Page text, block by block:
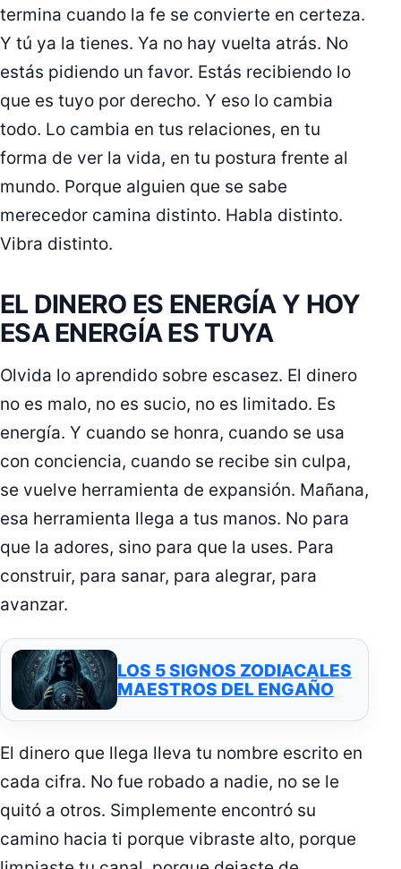
termina cuando la fe se convierte en certeza.
Y tú ya la tienes. Ya no hay vuelta atrás. No
estás pidiendo un favor. Estás recibiendo lo
que es tuyo por derecho. Y eso lo cambia
todo. Lo cambia en tus relaciones, en tu
forma de ver la vida, en tu postura frente al
mundo. Porque alguien que se sabe
merecedor camina distinto. Habla distinto.
Vibra distinto.
EL DINERO ES ENERGÍA Y HOY
ESA ENERGÍA ES TUYA
Olvida lo aprendido sobre escasez. El dinero
no es malo, no es sucio, no es limitado. Es
energía. Y cuando se honra, cuando se usa
con conciencia, cuando se recibe sin culpa,
se vuelve herramienta de expansión. Mañana,
esa herramienta llega a tus manos. No para
que la adores, sino para que la uses. Para
construir, para sanar, para alegrar, para
avanzar.
LOS 5 SIGNOS ZODIACALES
MAESTROS DEL ENGAÑO
El dinero que llega lleva tu nombre escrito en
cada cifra. No fue robado a nadie, no se le
quitó a otros. Simplemente encontró su
camino hacia ti porque vibraste alto, porque